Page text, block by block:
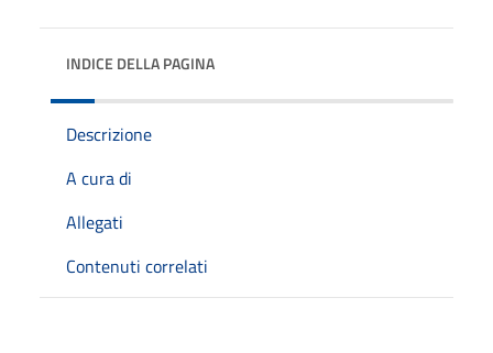
INDICE DELLA PAGINA
Descrizione
A cura di
Allegati
Contenuti correlati